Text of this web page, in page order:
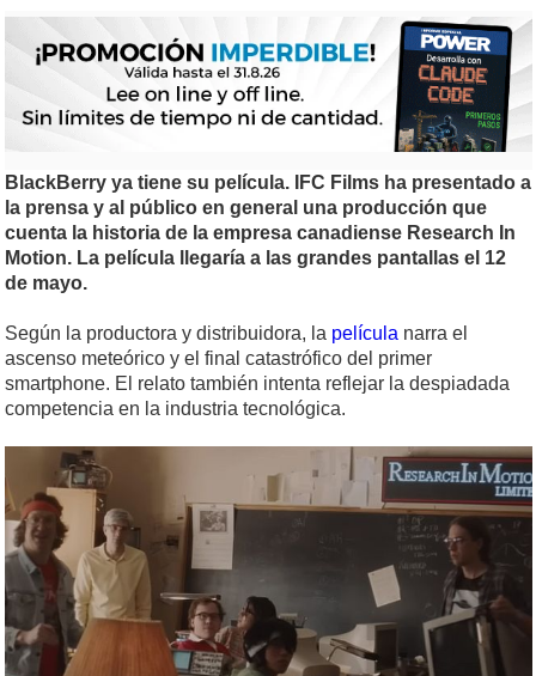
BlackBerry ya tiene su película. IFC Films ha presentado a
la prensa y al público en general una producción que
cuenta la historia de la empresa canadiense Research In
Motion. La película llegaría a las grandes pantallas el 12
de mayo.
Según la productora y distribuidora, la película narra el
ascenso meteórico y el final catastrófico del primer
smartphone. El relato también intenta reflejar la despiadada
competencia en la industria tecnológica.